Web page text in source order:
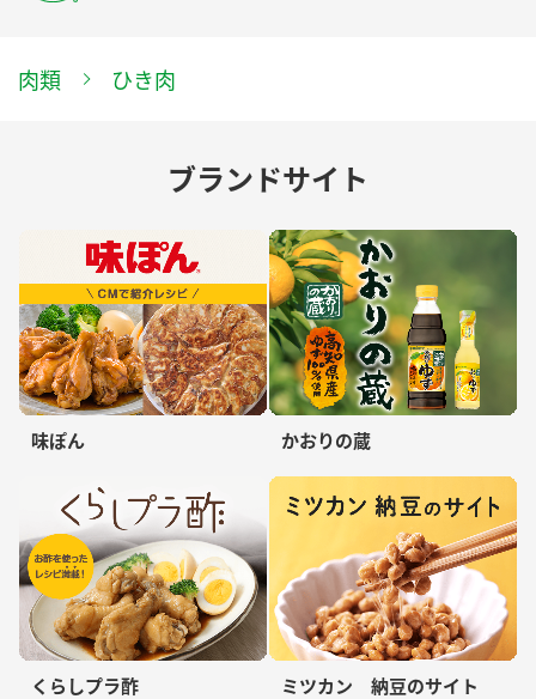
肉類 ひき肉
ブランドサイト
味ぽん かおりの蔵
くらしプラ酢 ミツカン 納豆のサイト